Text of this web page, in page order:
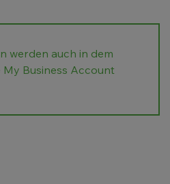
werden auch in dem
Business Account